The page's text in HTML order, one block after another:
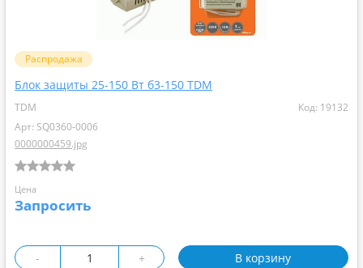
Распродажа
Блок защиты 25-150 Вт б3-150 TDM
TDM
Код: 19132
Арт: SQ0360-0006
0000000459.jpg
Цена
Запросить
- + В корзину